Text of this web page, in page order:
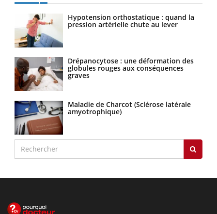
Hypotension orthostatique : quand la
pression artérielle chute au lever
Drépanocytose : une déformation des
globules rouges aux conséquences
graves
Maladie de Charcot (Sclérose latérale
amyotrophique)